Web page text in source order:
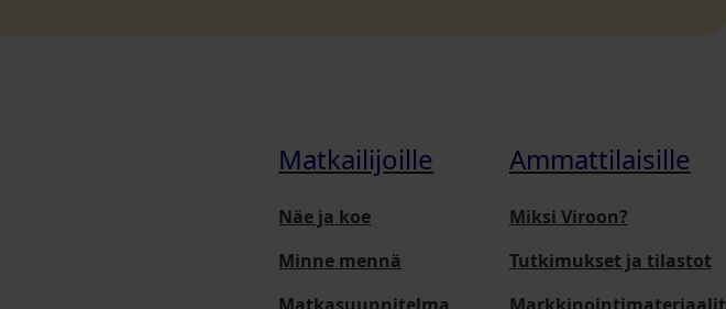
Matkailijoille
Näe ja koe
Minne mennä
Ammattilaisille
Miksi Viroon?
Tutkimukset ja tilastot